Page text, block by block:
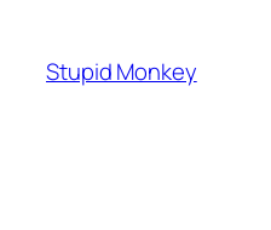
content
Stupid Monkey